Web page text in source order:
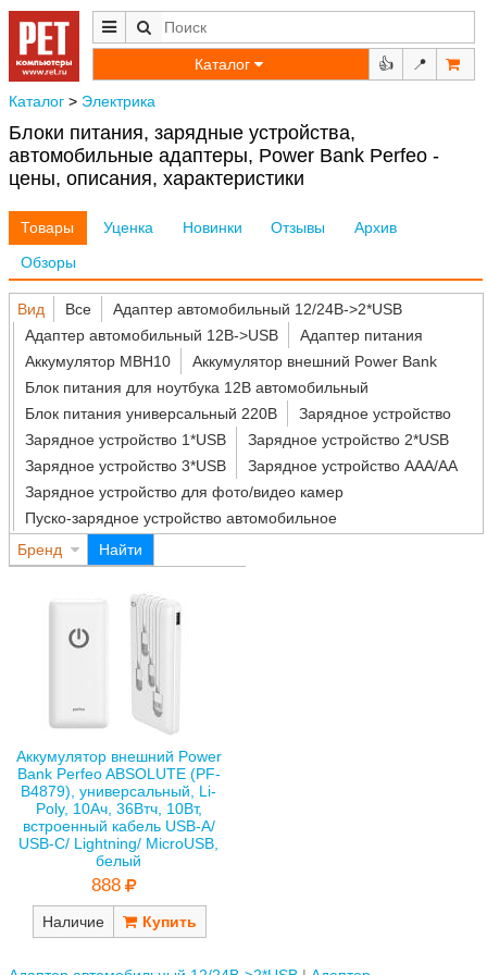
Каталог 👍 📍
Каталог > Электрика
Блоки питания, зарядные устройства,
автомобильные адаптеры, Power Bank Perfeo -
цены, описания, характеристики
Товары Уценка Новинки Отзывы
Архив
Обзоры
Вид Все
Адаптер автомобильный 12/24В->2*USB
Адаптер автомобильный 12В->USB
Адаптер питания
Аккумулятор MBH10
Аккумулятор внешний Power Bank
Блок питания для ноутбука 12В автомобильный
Блок питания универсальный 220В
Зарядное устройство
Зарядное устройство 1*USB
Зарядное устройство 2*USB
Зарядное устройство 3*USB
Зарядное устройство AAA/AA
Зарядное устройство для фото/видео камер
Пуско-зарядное устройство автомобильное
Бренд
Найти
Аккумулятор внешний Power
Bank Perfeo ABSOLUTE (PF-
B4879), универсальный, Li-
Poly, 10Ач, 36Втч, 10Вт,
встроенный кабель USB-A/
USB-C/ Lightning/ MicroUSB,
белый
888
Наличие